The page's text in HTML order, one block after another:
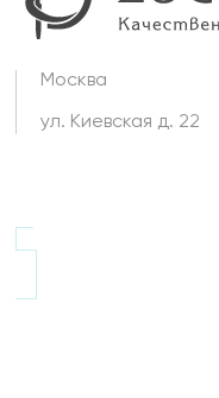
Москва
ул. Киевская д. 22